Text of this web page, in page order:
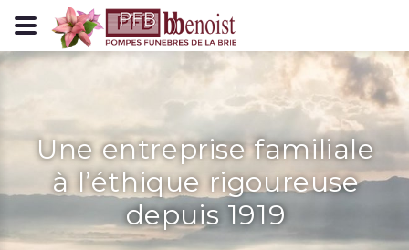
Panneau de gestion des cookies
Une entreprise familiale
à l’éthique rigoureuse
depuis 1919